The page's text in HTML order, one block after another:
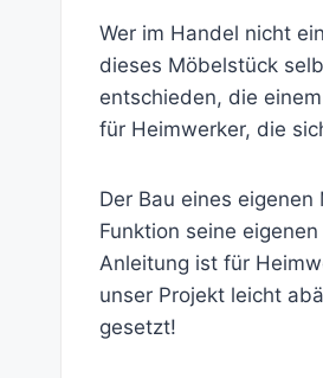
Wer im Handel nicht
dieses Möbelstück
entschieden, die
für Heimwerker, die
Der Bau eines
Funktion seine
Anleitung ist für
unser Projekt leicht
gesetzt!